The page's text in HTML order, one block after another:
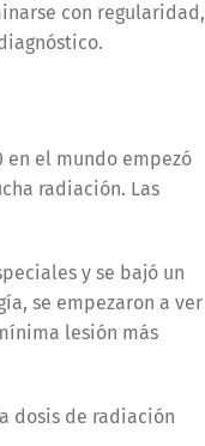
con regularidad,
el mundo empezó
radiación. Las
y se bajó un
se empezaron a ver
lesión más
dosis de radiación